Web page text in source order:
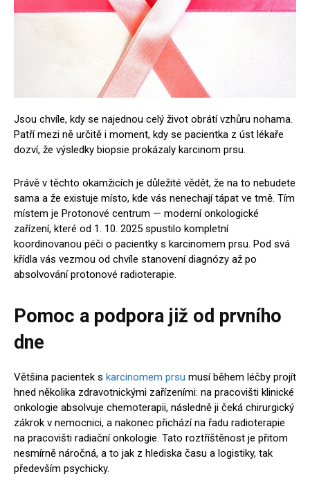
Jsou chvíle, kdy se najednou celý život obrátí vzhůru nohama.
Patří mezi ně určitě i moment, kdy se pacientka z úst lékaře
dozví, že výsledky biopsie prokázaly karcinom prsu.
Právě v těchto okamžicích je důležité vědět, že na to nebudete
sama a že existuje místo, kde vás nenechají tápat ve tmě. Tím
místem je Protonové centrum — moderní onkologické
zařízení, které od 1. 10. 2025 spustilo kompletní
koordinovanou péči o pacientky s karcinomem prsu. Pod svá
křídla vás vezmou od chvíle stanovení diagnózy až po
absolvování protonové radioterapie.
Pomoc a podpora již od prvního
dne
Většina pacientek s karcinomem prsu musí během léčby projít
hned několika zdravotnickými zařízeními: na pracovišti klinické
onkologie absolvuje chemoterapii, následně ji čeká chirurgický
zákrok v nemocnici, a nakonec přichází na řadu radioterapie
na pracovišti radiační onkologie. Tato roztříštěnost je přitom
nesmírně náročná, a to jak z hlediska času a logistiky, tak
především psychicky.